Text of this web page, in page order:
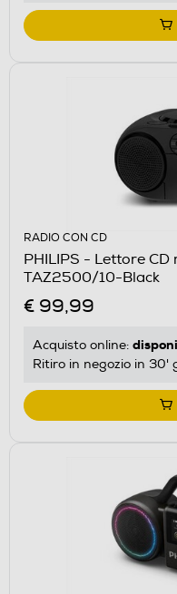
RADIO CON CD
PHILIPS - Lettore
TAZ2500/10-Black
€ 99,99
Acquisto online:
Ritiro in negozio in 30'